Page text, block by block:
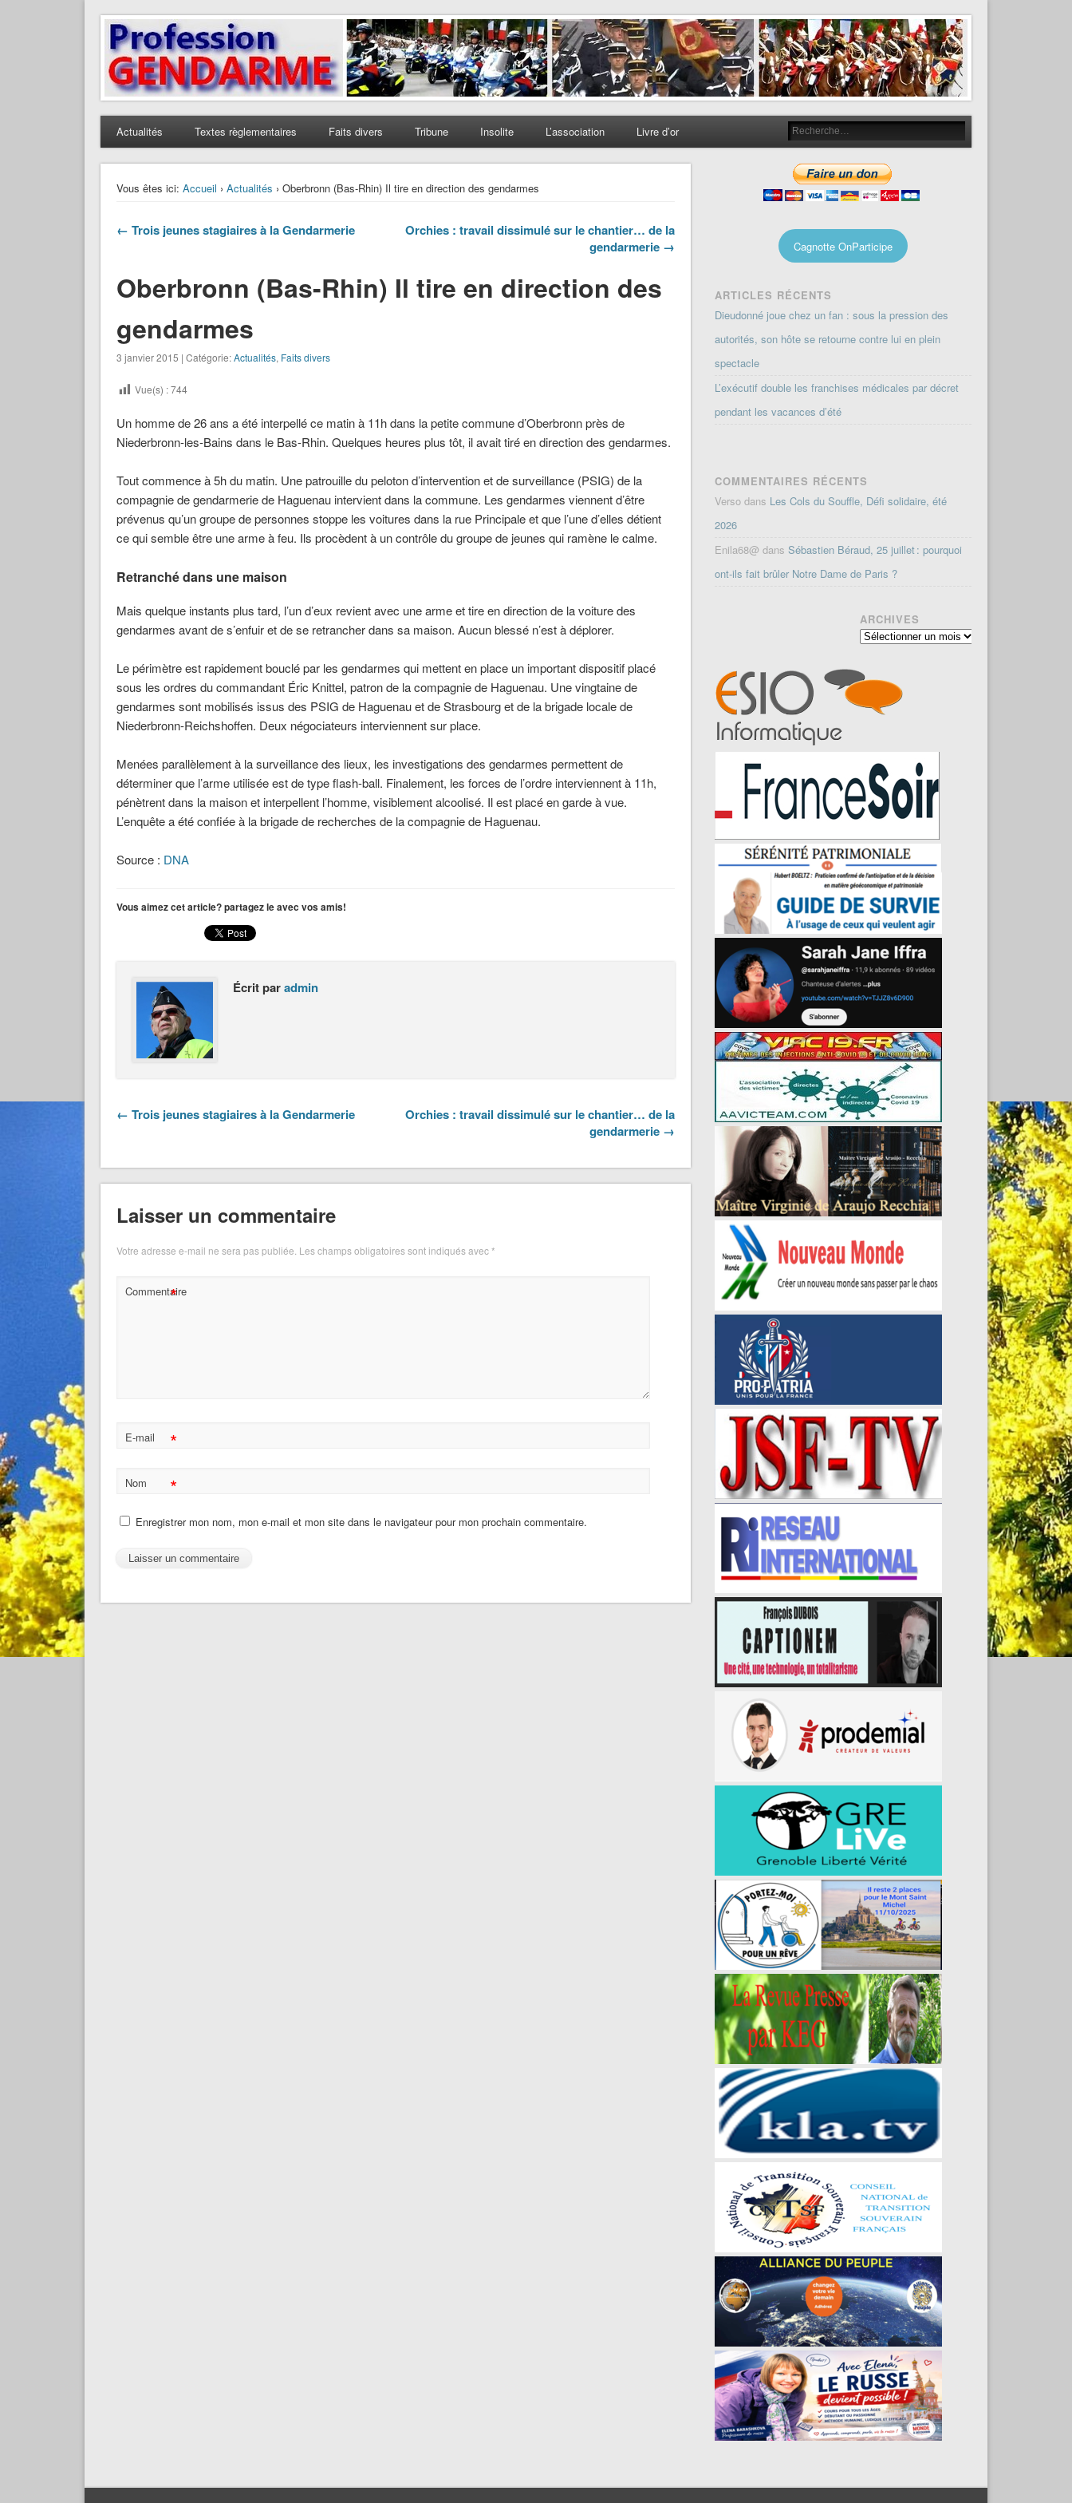
Profession Gendarme
Le journal des gendarmes
Actualités Textes règlementaires Faits divers Tribune Insolite L’association Livre d’or
Vous êtes ici: Accueil › Actualités › Oberbronn (Bas-Rhin) Il tire en direction des gendarmes
← Trois jeunes stagiaires à la Gendarmerie
Orchies : travail dissimulé sur le chantier… de la
gendarmerie →
Oberbronn (Bas-Rhin) Il tire en direction des
gendarmes
3 janvier 2015 | Catégorie:Actualités, Faits divers
Vue(s) :744
Un homme de 26 ans a été interpellé ce matin à 11h dans la petite commune d’Oberbronn près de
Niederbronn-les-Bains dans le Bas-Rhin. Quelques heures plus tôt, il avait tiré en direction des gendarmes.
Tout commence à 5h du matin. Une patrouille du peloton d’intervention et de surveillance (PSIG) de la
compagnie de gendarmerie de Haguenau intervient dans la commune. Les gendarmes viennent d’être
prévenus qu’un groupe de personnes stoppe les voitures dans la rue Principale et que l’une d’elles détient
ce qui semble être une arme à feu. Ils procèdent à un contrôle du groupe de jeunes qui ramène le calme.
Retranché dans une maison
Mais quelque instants plus tard, l’un d’eux revient avec une arme et tire en direction de la voiture des
gendarmes avant de s’enfuir et de se retrancher dans sa maison. Aucun blessé n’est à déplorer.
Le périmètre est rapidement bouclé par les gendarmes qui mettent en place un important dispositif placé
sous les ordres du commandant Éric Knittel, patron de la compagnie de Haguenau. Une vingtaine de
gendarmes sont mobilisés issus des PSIG de Haguenau et de Strasbourg et de la brigade locale de
Niederbronn-Reichshoffen. Deux négociateurs interviennent sur place.
Menées parallèlement à la surveillance des lieux, les investigations des gendarmes permettent de
déterminer que l’arme utilisée est de type flash-ball. Finalement, les forces de l’ordre interviennent à 11h,
pénètrent dans la maison et interpellent l’homme, visiblement alcoolisé. Il est placé en garde à vue.
L’enquête a été confiée à la brigade de recherches de la compagnie de Haguenau.
Source : DNA
Vous aimez cet article? partagez le avec vos amis!
Écrit paradmin
← Trois jeunes stagiaires à la Gendarmerie
Orchies : travail dissimulé sur le chantier… de la
gendarmerie →
Laisser un commentaire
Votre adresse e-mail ne sera pas publiée. Les champs obligatoires sont indiqués avec*
Commentaire
*
E-mail *
Nom *
Enregistrer mon nom, mon e-mail et mon site dans le navigateur pour mon prochain commentaire.
Cagnotte OnParticipe
ARTICLES RÉCENTS
Dieudonné joue chez un fan : sous la pression des
autorités, son hôte se retourne contre lui en plein
spectacle
L’exécutif double les franchises médicales par décret
pendant les vacances d’été
COMMENTAIRES RÉCENTS
Verso dans Les Cols du Souffle, Défi solidaire, été
2026
Enila68@ dansSébastien Béraud, 25 juillet : pourquoi
ont-ils fait brûler Notre Dame de Paris ?
ARCHIVES
Archives